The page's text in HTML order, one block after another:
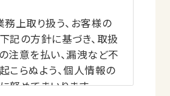
務上取り扱う、お客様の
記の方針に基づき、取扱
注意を払い、漏洩など不
こらぬよう、個人情報の
努めてまいります。